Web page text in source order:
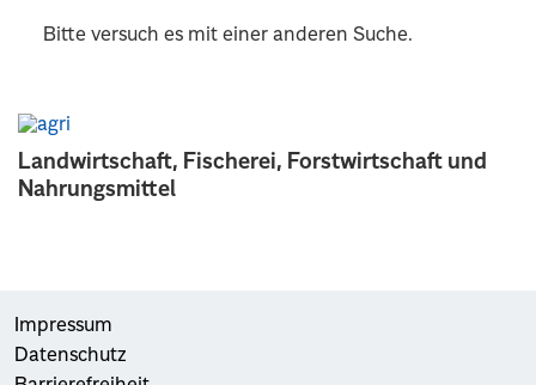
Landwirtschaft, Fischerei, Forstwirtschaft und
Nahrungsmittel
Bitte versuch es mit einer anderen Suche.
Impressum
Datenschutz